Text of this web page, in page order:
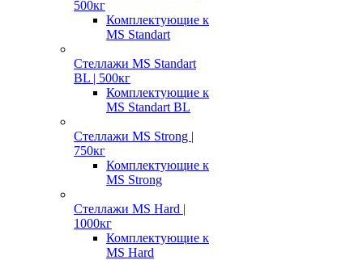
500кг
Комплектующие к
MS Standart
Стеллажи MS Standart
BL | 500кг
Комплектующие к
MS Standart BL
Стеллажи MS Strong |
750кг
Комплектующие к
MS Strong
Стеллажи MS Hard |
1000кг
Комплектующие к
MS Hard